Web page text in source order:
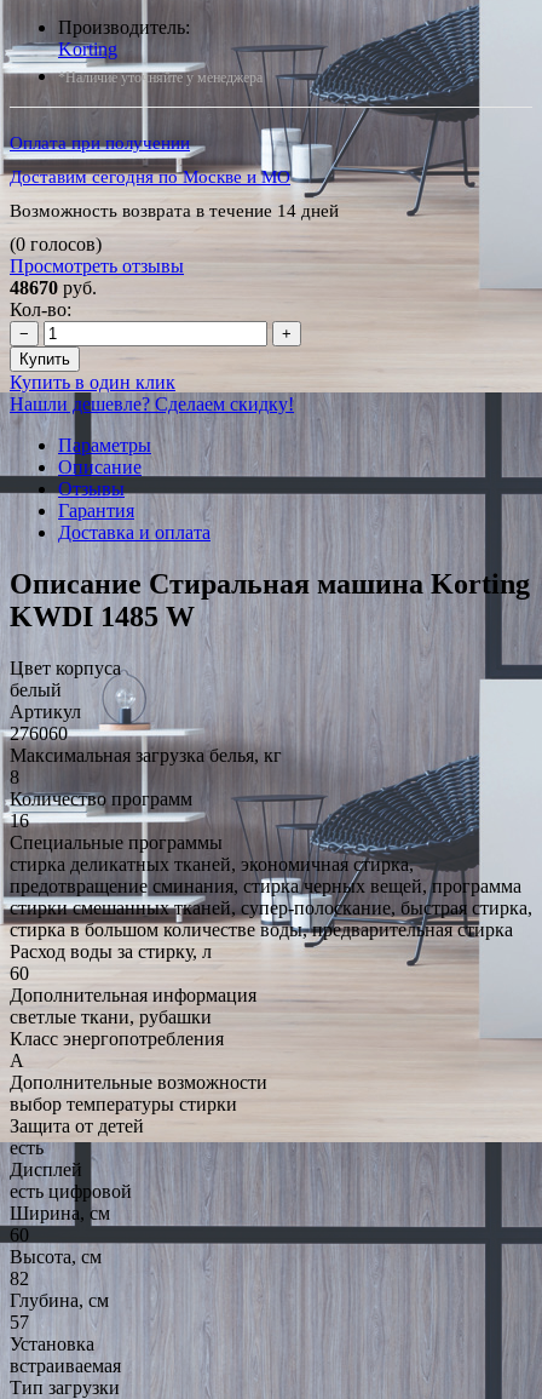
Производитель:
Korting
*Наличие уточняйте у менеджера
Оплата при получении
Доставим сегодня по Москве и МО
Возможность возврата в течение 14 дней
(0 голосов)
Просмотреть отзывы
48670 руб.
Кол-во:
−
+
Купить
Купить в один клик
Нашли дешевле? Сделаем скидку!
Параметры
Описание
Отзывы
Гарантия
Доставка и оплата
Описание Стиральная машина Korting
KWDI 1485 W
Цвет корпуса
белый
Артикул
276060
Максимальная загрузка белья, кг
8
Количество программ
16
Специальные программы
стирка деликатных тканей, экономичная стирка,
предотвращение сминания, стирка черных вещей, программа
стирки смешанных тканей, супер-полоскание, быстрая стирка,
стирка в большом количестве воды, предварительная стирка
Расход воды за стирку, л
60
Дополнительная информация
светлые ткани, рубашки
Класс энергопотребления
A
Дополнительные возможности
выбор температуры стирки
Защита от детей
есть
Дисплей
есть цифровой
Ширина, см
60
Высота, см
82
Глубина, см
57
Установка
встраиваемая
Тип загрузки